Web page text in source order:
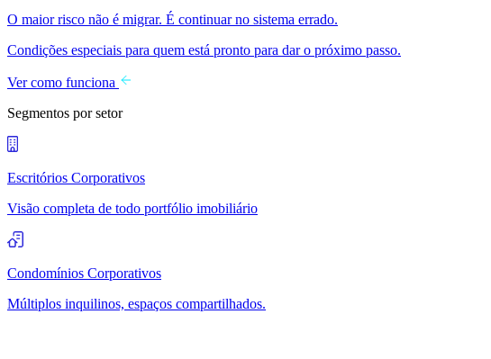
O maior risco não é migrar. É continuar no sistema errado.
Condições especiais para quem está pronto para dar o próximo passo.
Ver como funciona
Segmentos por setor
Escritórios Corporativos
Visão completa de todo portfólio imobiliário
Condomínios Corporativos
Múltiplos inquilinos, espaços compartilhados.